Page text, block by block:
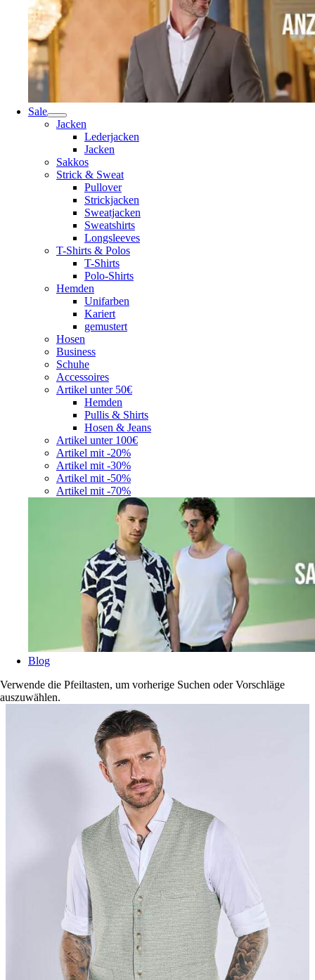
Sale
Jacken
Lederjacken
Jacken
Sakkos
Strick & Sweat
Pullover
Strickjacken
Sweatjacken
Sweatshirts
Longsleeves
T-Shirts & Polos
T-Shirts
Polo-Shirts
Hemden
Unifarben
Kariert
gemustert
Hosen
Business
Schuhe
Accessoires
Artikel unter 50€
Hemden
Pullis & Shirts
Hosen & Jeans
Artikel unter 100€
Artikel mit -20%
Artikel mit -30%
Artikel mit -50%
Artikel mit -70%
Blog
Verwende die Pfeiltasten, um vorherige Suchen oder Vorschläge
auszuwählen.